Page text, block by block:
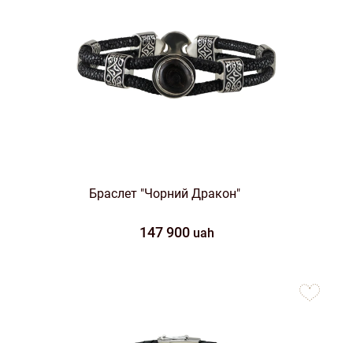
Браслет "Чорний Дракон"
147 900 uah
favorites